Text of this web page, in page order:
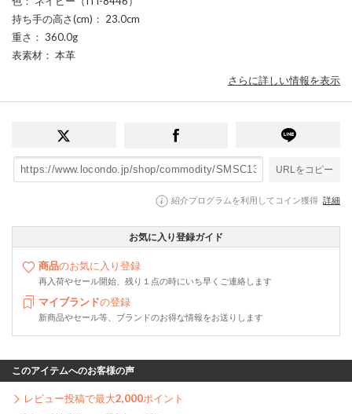
持ち手の高さ(cm) ： 23.0cm
重さ ： 360.0g
表素材 ： 本革
さらに詳しい情報を表示
URLをコピー
紹介プログラムを利用してコイン獲得 詳細
お気に入り登録ガイド
商品のお気に入り登録
再入荷やセール開始、残り１点の時にいち早くご連絡します
マイブランドの登録
新商品やセール等、ブランドのお得な情報をお送りします
このアイテムへのお客様の声
レビュー投稿で最大2,000ポイント